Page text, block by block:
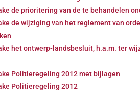
de prioritering van de te behandelen
de wijziging van het reglement van
het ontwerp-landsbesluit, h.a.m. ter
Politieregeling 2012 met bijlagen
Politieregeling 2012